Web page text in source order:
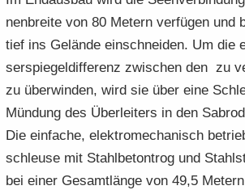
nen­brei­te von 80 Me­tern ver­fü­gen und
tief ins Ge­län­de ein­schnei­den. Um die
ser­spie­gel­dif­fe­renz zwi­schen den zu
zu über­win­den, wird sie über eine
Mün­dung des Über­leiters in den
Die ein­fa­che, elek­tro­me­cha­nisch
schleu­se mit Stahl­be­ton­trog und
bei einer Ge­samt­län­ge von 49,5